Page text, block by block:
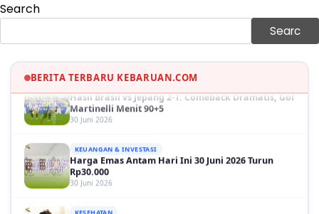
Search
Searc
BERITA TERBARU KEBARUAN.COM
Sinopsis Film Marauders, Misteri Perampokan
OLAH RAGA
Martinelli Menit 90+5
30 Juni 2026
Harga Emas Antam Hari Ini 30 Juni 2026 Turun
Rp30.000
30 Juni 2026